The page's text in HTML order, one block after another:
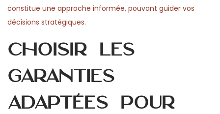
constitue une approche informée, pouvant guider vos
décisions stratégiques.
Choisir les
garanties
adaptées pour